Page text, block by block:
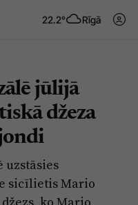
22.2° Rīgā
Pieslēgties
Dzīve un ticība
jūlijā
džeza
uzstāsies
sicīlietis Mario